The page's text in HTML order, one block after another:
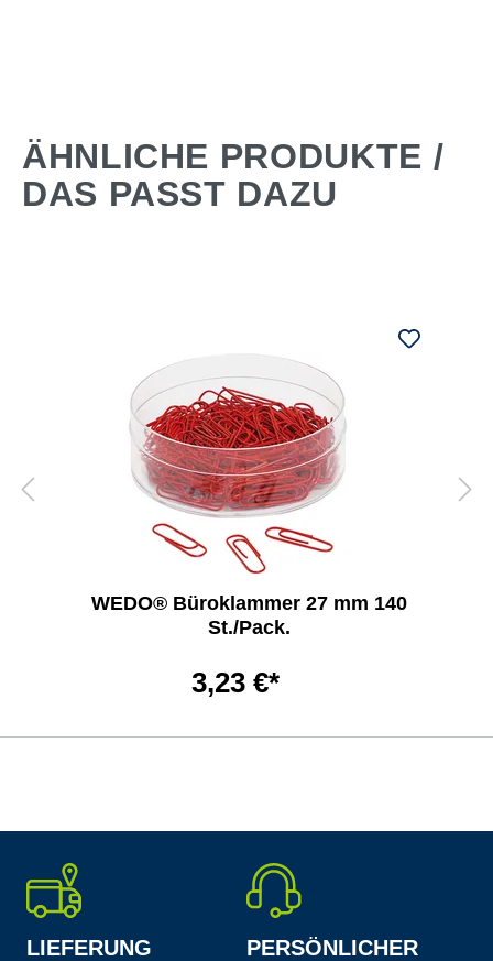
ÄHNLICHE PRODUKTE /
DAS PASST DAZU
WEDO® Büroklammer 27 mm 140
St./Pack.
3,23 €*
LIEFERUNG
PERSÖNLICHER